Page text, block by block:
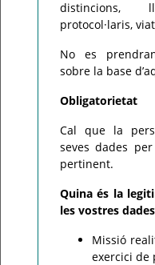
distincions,
protocol·laris,
No es
sobre la base
Obligatorietat
Cal que la
seves dades
pertinent.
Quina és la
les vostres
Missió
exercici de